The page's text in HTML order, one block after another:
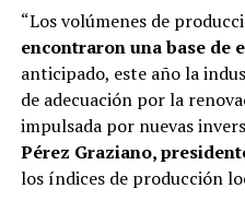
“Los volúmenes de
encontraron una base de
anticipado, este año la
de adecuación por la
impulsada por nuevas
Pérez Graziano,
los índices de producción